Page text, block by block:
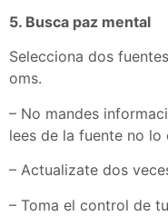
5. Busca paz mental
Selecciona dos
oms.
– No mandes
lees de la fuente no lo
– Actualizate dos
– Toma el control de